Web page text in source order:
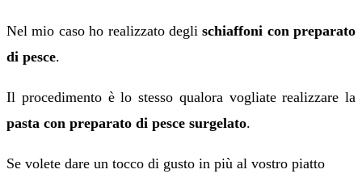
Nel mio caso ho realizzato deglischiaffoni con preparato
di pesce.
Il procedimento è lo stesso qualora vogliate realizzare la
pasta con preparato di pesce surgelato.
Se volete dare un tocco di gusto in più al vostro piatto